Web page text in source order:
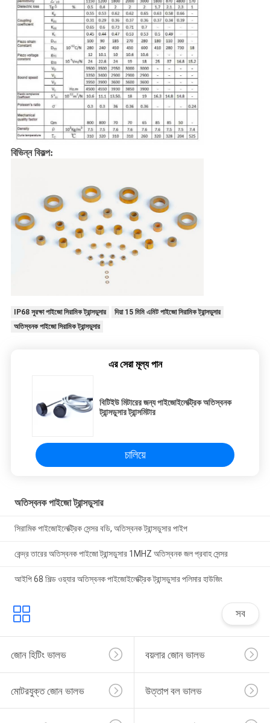
বিভিন্ন বিকল্প:
IP68 সুরক্ষা পাইজো সিরামিক ট্রান্সডুসার
দিয়া 15 মিমি এমিট পাইজো সিরামিক ট্রান্সডুসার
অতিস্বনক পাইজো সিরামিক ট্রান্সডুসার
এর সেরা মূল্য পান
বিটিইউ মিটারের জন্য পাইজোইলেক্ট্রিক অতিস্বনক
ট্রান্সডুসার ট্রান্সমিটার
চালিয়ে
অতিস্বনক পাইজো ট্রান্সডুসার
সিরামিক পাইজোইলেক্ট্রিক সেন্সর বডি, অতিস্বনক ট্রান্সডুসার পাইপ
কেন্দ্র তারের অতিস্বনক পাইজো ট্রান্সডুসার 1MHZ অতিস্বনক জল প্রবাহ সেন্সর
আইপি 68 শিল্ড ওয়্যার অতিস্বনক পাইজোইলেক্ট্রিক ট্রান্সডুসার পলিমার হাউজিং
সব
জোন হিটিং ভালভ বয়লার জোন ভালভ
মোটরযুক্ত জোন ভালভ উত্তাপ বল ভালভ